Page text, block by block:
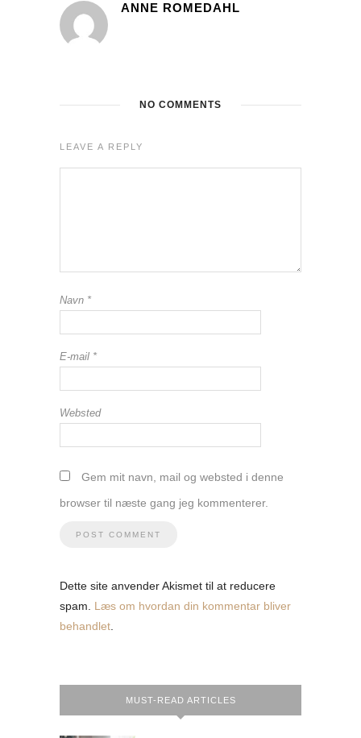
ANNE ROMEDAHL
NO COMMENTS
LEAVE A REPLY
Navn *
E-mail *
Websted
Gem mit navn, mail og websted i denne
browser til næste gang jeg kommenterer.
Dette site anvender Akismet til at reducere
spam. Læs om hvordan din kommentar bliver
behandlet
MUST-READ ARTICLES